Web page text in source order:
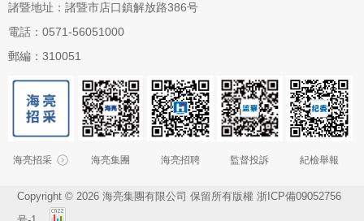
諸暨地址：諸暨市店口鎮解放路386号
電話：0571-56051000
郵編：310051
海亮招采 海亮集團 海亮招聘 監督投訴 紀檢舉報
Copyright © 2026 海亮集團有限公司 保留所有版權浙ICP備09052756